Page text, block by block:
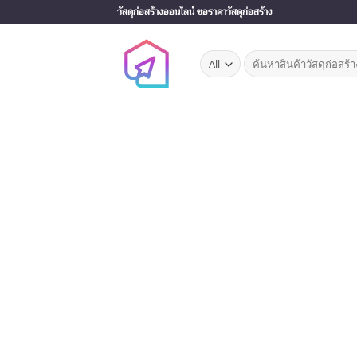
to
วัสดุก่อสร้างออนไลน์ ขอราคาวัสดุก่อสร้าง
Search
for: